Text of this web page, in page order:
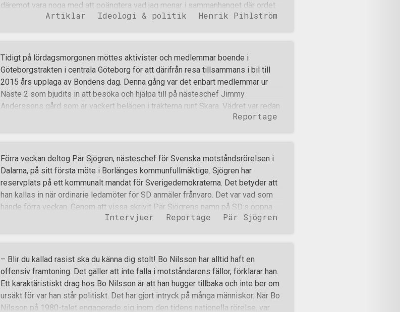
däremot vara noga med att poängtera vad jag menar i sammanhanget där ordet
frihet används. Ordet kompletterar mitt resonemang och får sin naturliga plats.
mot personer man på olika sätt vill bestraffa. Inom de finare politiska
korridorerna och inom etablerad media använder man sparsamt epitet som
”idiot”, ”dumskalle”, ”fårhund” och så vidare. Det skulle göra att politiker och
media förlorar seriositet och trovärdighet. Det finns däremot vissa epitet och
favoritbegrepp som utnyttjas flitigt av media och
Artiklar Ideologi & politik Henrik Pihlström
Tidigt på lördagsmorgonen möttes aktivister och medlemmar boende i
Göteborgstrakten i centrala Göteborg för att därifrån resa tillsammans i bil till
2015 års upplaga av Bondens dag. Denna gång var det enbart medlemmar ur
Näste 2 som bjudits in att besöka och hjälpa till på nästeschef Jimmy
Anderssons gård som är vackert belägen i trakterna runt Skara. Vädret var redan
på morgonen omväxlande så det fanns förhoppningar hos deltagarna att dagen
landskapet och en prunkande grön, Västsvensk sommaridyll mötte deltagarna
från Göteborg när de steg ur bilen. I en liten hage lekte två små lamm med
varandra. Den friska lantluften skapar en känsla av renhet som är svår att
föreställa sig inne Göteborgs larm, brus och avgaser. När deltagarna steg in i
köket i det ombonade boningshuset satt redan medlemmar och aktivister från
Reportage
Förra veckan deltog Pär Sjögren, nästeschef för Svenska motståndsrörelsen i
Dalarna, på sitt första möte i Borlänges kommunfullmäktige. Sjögren har
reservplats på ett kommunalt mandat för Sverigedemokraterna. Det betyder att
han kallas in när ordinarie ledamöter för SD anmäler frånvaro. Det var vad som
hände förra veckan. Genom att vissa skrivit Pär Sjögrens namn på SD:s öppna
vallistor fick han reservplats i kommunfullmäktige utan att vara medlem i partiet.
kommunalrådet Leif Lindström (V): – Det här är bedrövligt. Nazister ska inte vara
med i fullmäktigeförsamlingar. Leif Lindströms ord är betecknande för en attityd
som är vanlig bland självgoda makthavare på olika nivåer. Ute i vardagen kan det
ofta låta helt annorlunda och detta är något som Lindström borde oroa sig mer
för. Den multietniska samhällsförändringen kryper folk inpå halsen,
Intervjuer Reportage Pär Sjögren
– Blir du kallad rasist ska du känna dig stolt! Bo Nilsson har alltid haft en
offensiv framtoning. Det gäller att inte falla i motståndarens fällor, förklarar han.
Ett karaktäristiskt drag hos Bo Nilsson är att han hugger tillbaka och inte ber om
ursäkt för var han står politiskt. Det har gjort intryck på många människor. När Bo
Nilsson på 1980-talet engagerade sig inom den tidens nationella rörelse, var